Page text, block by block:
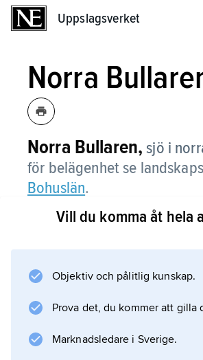
Uppslagsverket
Norra
Norra Bullaren, sjö i
för belägenhet se
Bohuslän.
Information om artikeln
Vill du komma åt hela
Objektiv och pålitlig kunskap.
Prova det, du kommer att gilla
Marknadsledare i Sverige.